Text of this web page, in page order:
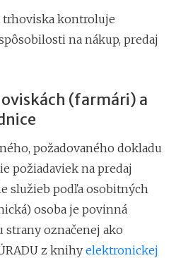
trhoviska kontroluje
na nákup, predaj
(farmári) a
požadovaného dokladu
požiadaviek na predaj
služieb podľa osobitných
osoba je povinná
označenej ako
z knihy elektronickej